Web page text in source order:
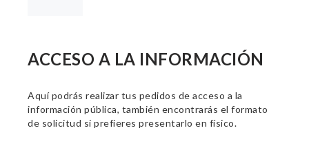
ACCESO A LA INFORMACIÓN
Aquí podrás realizar tus pedidos de acceso a la
información pública, también encontrarás el formato
de solicitud si prefieres presentarlo en físico.